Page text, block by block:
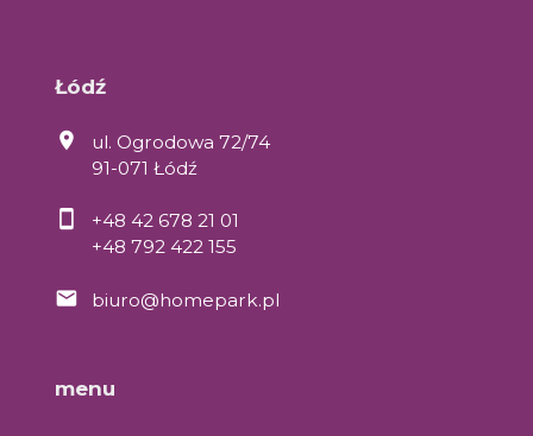
Łódź
ul. Ogrodowa 72/74
91-071 Łódź
+48 42 678 21 01
+48 792 422 155
biuro@homepark.pl
menu